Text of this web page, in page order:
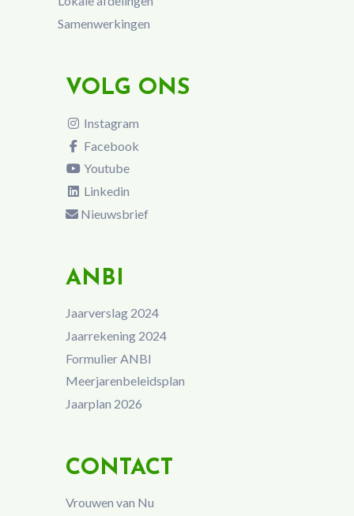
Samenwerkingen
VOLG ONS
Instagram
Facebook
Youtube
Linkedin
Nieuwsbrief
ANBI
Jaarverslag 2024
Jaarrekening 2024
Formulier ANBI
Meerjarenbeleidsplan
Jaarplan 2026
CONTACT
Vrouwen van Nu